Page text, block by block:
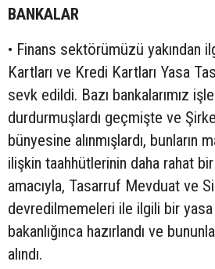
BANKALAR
• Finans sektörümüzü yakından
Kartları ve Kredi Kartları Yasa
sevk edildi. Bazı bankalarımız
durdurmuşlardı geçmişte ve
bünyesine alınmışlardı, bunların
ilişkin taahhütlerinin daha rahat
amacıyla, Tasarruf Mevduat ve
devredilmemeleri ile ilgili bir yasa
bakanlığınca hazırlandı ve
alındı.